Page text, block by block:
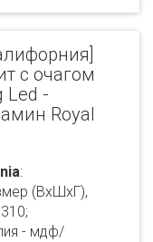
с очагом
Led -
Royal
:
(ВхШхГ),
- мдф/